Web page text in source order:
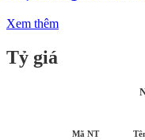
Xem thêm
Tỷ giá
Mã NT